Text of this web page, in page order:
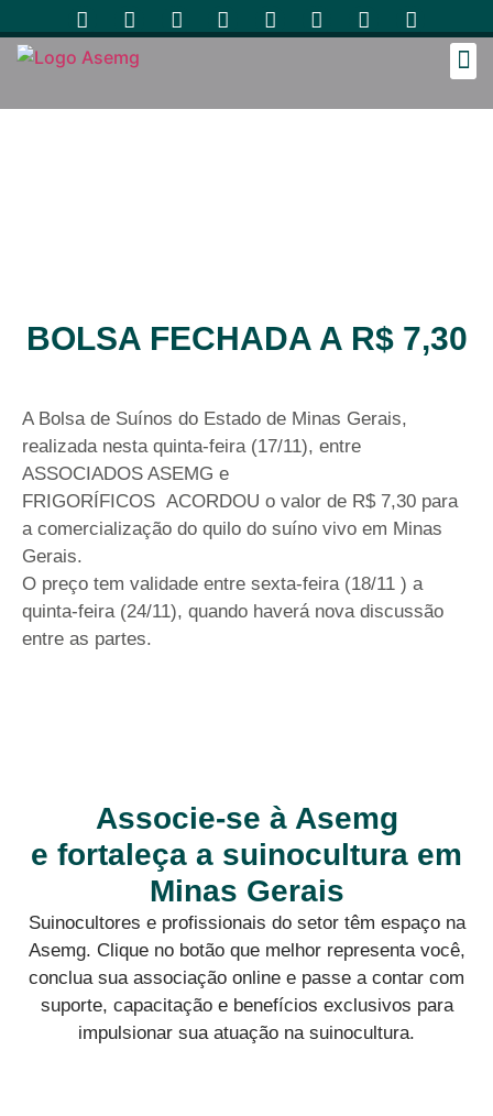
BOLSA FECHADA A R$ 7,30
A Bolsa de Suínos do Estado de Minas Gerais,
realizada nesta quinta-feira (17/11), entre
ASSOCIADOS ASEMG e
FRIGORÍFICOS ACORDOU o valor de R$ 7,30 para
a comercialização do quilo do suíno vivo em Minas
Gerais.
O preço tem validade entre sexta-feira (18/11 ) a
quinta-feira (24/11), quando haverá nova discussão
entre as partes.
Associe-se à Asemg
e fortaleça a suinocultura em
Minas Gerais
Suinocultores e profissionais do setor têm espaço na
Asemg. Clique no botão que melhor representa você,
conclua sua associação online e passe a contar com
suporte, capacitação e benefícios exclusivos para
impulsionar sua atuação na suinocultura.